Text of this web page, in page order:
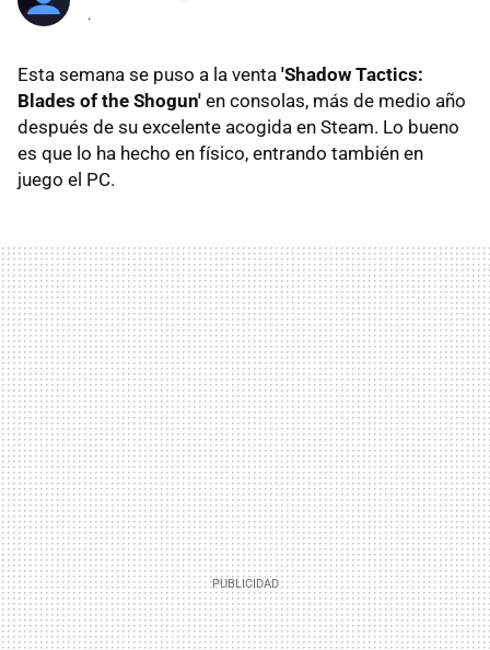
.
Esta semana se puso a la venta 'Shadow Tactics:
Blades of the Shogun' en consolas, más de medio año
después de su excelente acogida en Steam. Lo bueno
es que lo ha hecho en físico, entrando también en
juego el PC.